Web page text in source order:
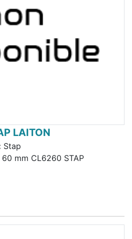
LAITON
Stap
mm CL6260 STAP